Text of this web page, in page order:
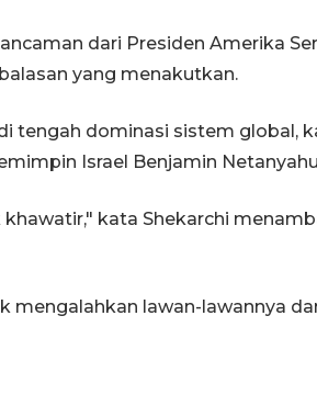
dari Presiden Amerika
yang menakutkan.
tengah dominasi sistem global,
Israel Benjamin
kata Shekarchi
mengalahkan lawan-lawannya